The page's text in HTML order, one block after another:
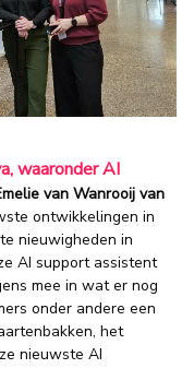
waaronder AI
van Wanrooij van
ontwikkelingen in
nieuwigheden in
AI support assistent
mee in wat er nog
onder andere een
het
nieuwste AI